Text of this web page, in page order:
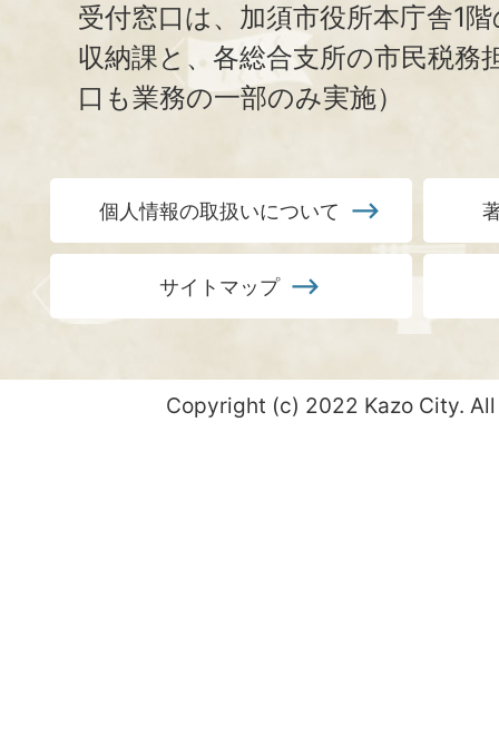
受付窓口は、加須市役所本庁舎1
収納課と、 各総合支所の市民税務
口も業務の一部のみ実施）
個人情報の取扱いについて
サイトマップ
Copyright (c) 2022 Kazo City.